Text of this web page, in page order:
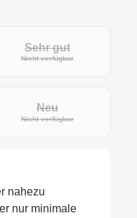
Sehr gut
Nicht verfügbar(Diese Option ist
nicht verfügbar.)
Neu
Nicht verfügbar(Diese Option ist
nahezu
nur minimale